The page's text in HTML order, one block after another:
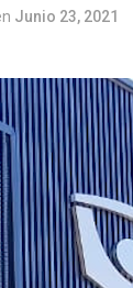
Junio 23, 2021